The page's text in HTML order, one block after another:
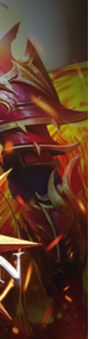
คย พร้อมกับการ